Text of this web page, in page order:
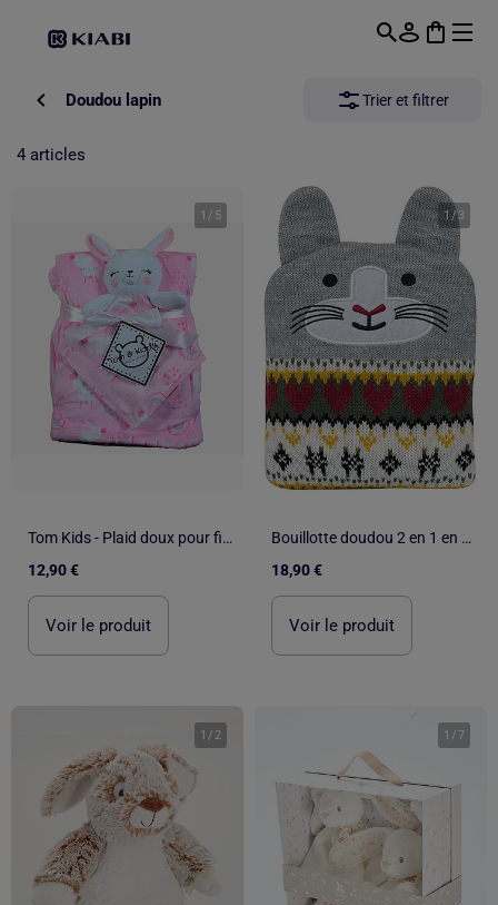
Doudou lapin Trier et filtrer
4 articles
1 / 5
Tom Kids - Plaid doux pour fille avec doudou lapin
12,90 €
Voir le produit
1 /3
Bouillotte doudou 2 en 1 en forme de lapin
18,90 €
Voir le produit
1 / 2 1 / 7